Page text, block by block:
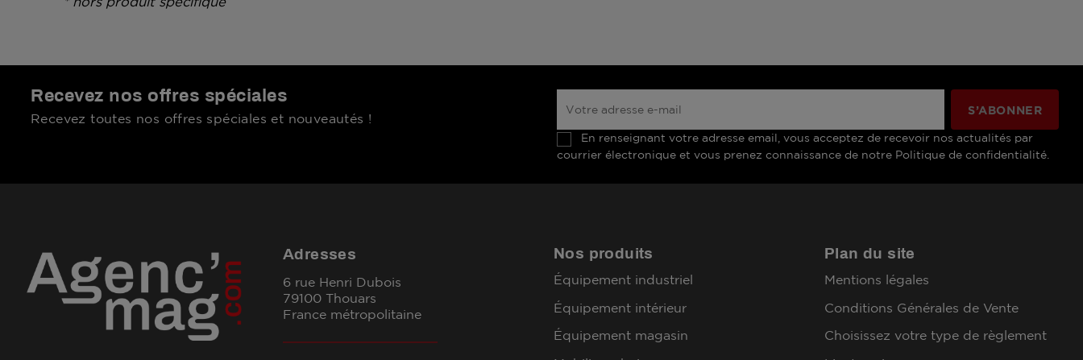
Recevez nos offres spéciales
Recevez toutes nos offres spéciales et nouveautés !
En renseignant votre adresse email, vous acceptez de recevoir nos actualités par
courrier électronique et vous prenez connaissance de notre Politique de confidentialité.
Adresses
6 rue Henri Dubois
79100 Thouars
France métropolitaine
Nos produits
Équipement industriel
Équipement intérieur
Équipement magasin
Plan du site
Mentions légales
Conditions Générales de Vente
Choisissez votre type de règlement